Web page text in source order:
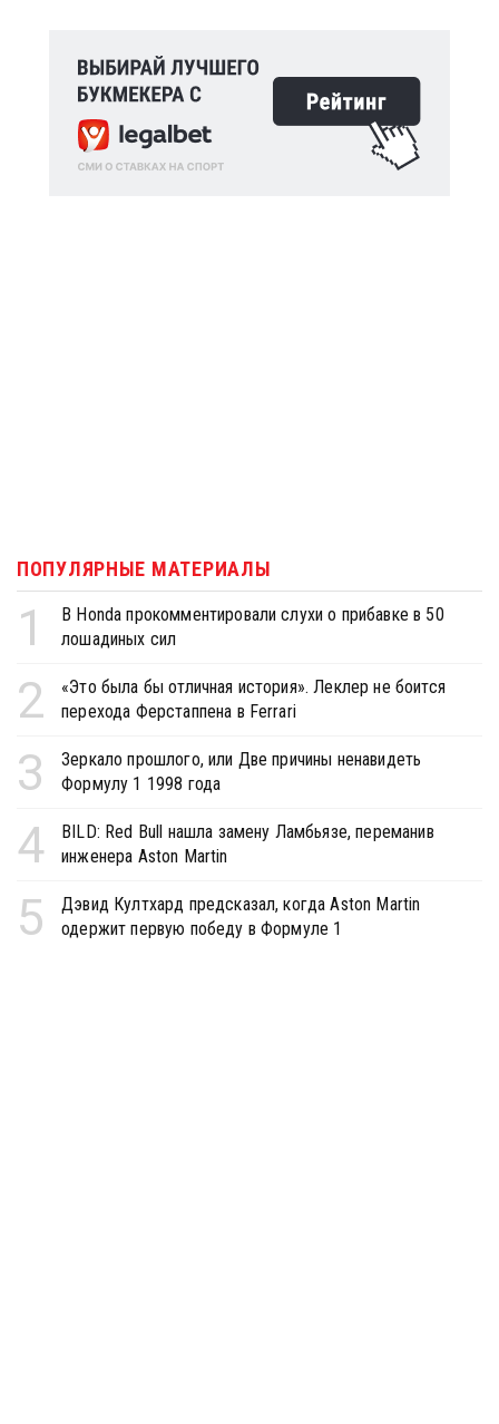
ПОПУЛЯРНЫЕ МАТЕРИАЛЫ
1
В Honda прокомментировали слухи о прибавке в 50
лошадиных сил
2
«Это была бы отличная история». Леклер не боится
перехода Ферстаппена в Ferrari
3
Зеркало прошлого, или Две причины ненавидеть
Формулу 1 1998 года
4
BILD: Red Bull нашла замену Ламбьязе, переманив
инженера Aston Martin
5
Дэвид Култхард предсказал, когда Aston Martin
одержит первую победу в Формуле 1